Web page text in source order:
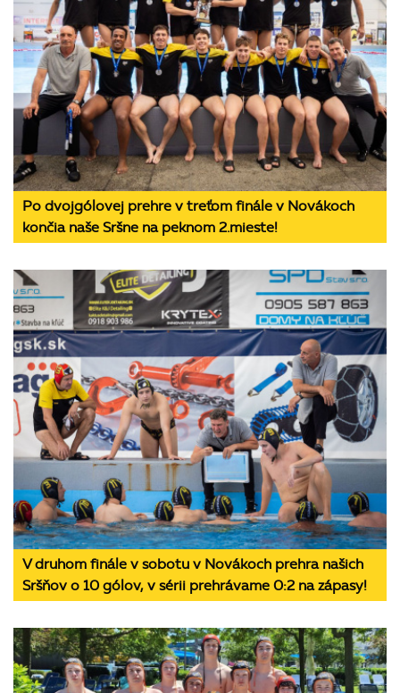
Po dvojgólovej prehre v treťom finále v Novákoch
končia naše Sršne na peknom 2.mieste!
V druhom finále v sobotu v Novákoch prehra našich
Sršňov o 10 gólov, v sérii prehrávame 0:2 na zápasy!